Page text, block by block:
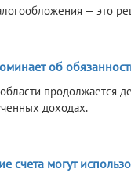
— это
об
продолжается
доходах.
счета могут